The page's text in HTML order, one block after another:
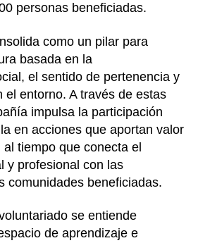
personas beneficiadas.
como un pilar para
basada en la
el sentido de pertenencia y
el entorno. A través de estas
impulsa la participación
en acciones que aportan valor
tiempo que conecta el
y profesional con las
comunidades beneficiadas.
se entiende
de aprendizaje e